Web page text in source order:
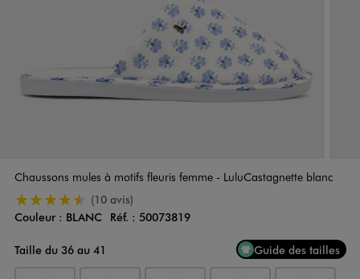
Chaussons mules à motifs fleuris femme - LuluCastagnette blanc
4.5/5 de moyenne
(10 avis)
Couleur
Couleur : BLANC Réf. : 50073819
Taille du 36 au 41
Guide des tailles